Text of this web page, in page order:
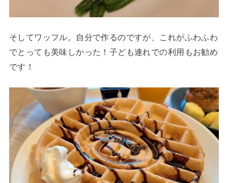
そしてワッフル。自分で作るのですが、これがふわふわ
でとっても美味しかった！子ども連れでの利用もお勧め
です！